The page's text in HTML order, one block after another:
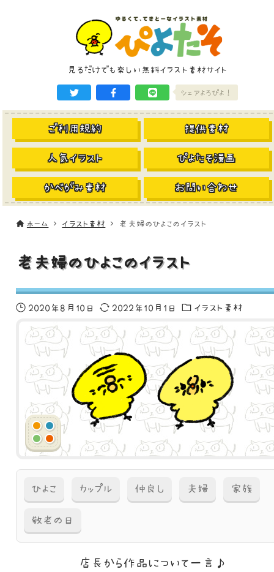
見るだけでも楽しい無料イラスト素材サイト
シェアよろぴよ！
ご利用規約 提供素材
人気イラスト ぴよたそ漫画
かべがみ素材 お問い合わせ
ホーム イラスト素材 老夫婦のひよこのイラスト
老夫婦のひよこのイラスト
2020年8月10日 2022年10月1日 イラスト素材
ひよこ カップル 仲良し 夫婦 家族
敬老の日
店長から作品に ついて一言♪